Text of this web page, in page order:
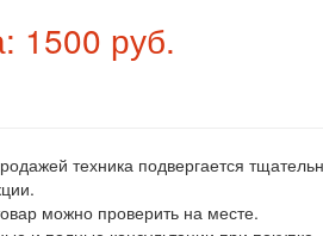
1500 руб.
техника подвергается
можно проверить на месте.